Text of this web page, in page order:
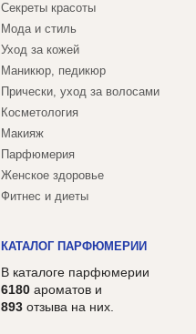
Секреты красоты
Мода и стиль
Уход за кожей
Маникюр, педикюр
Прически, уход за волосами
Косметология
Макияж
Парфюмерия
Женское здоровье
Фитнес и диеты
КАТАЛОГ ПАРФЮМЕРИИ
В каталоге парфюмерии
6180 ароматов и
893 отзыва на них.